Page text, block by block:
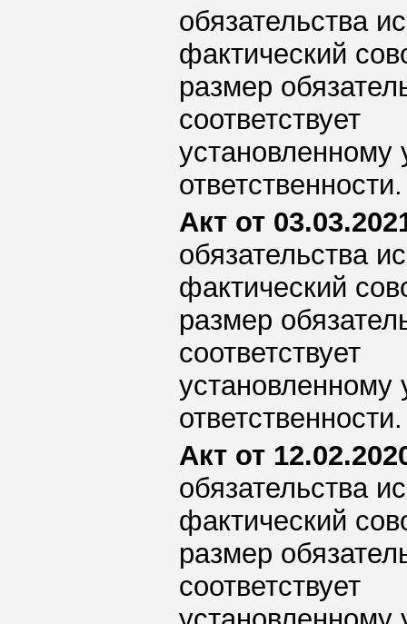
обязательства
фактический
размер
соответствует
установленному
ответственности.
Акт от
обязательства
фактический
размер
соответствует
установленному
ответственности.
Акт от
обязательства
фактический
размер
соответствует